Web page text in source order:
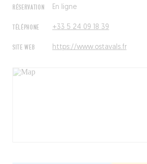
RÉSERVATION En ligne
TÉLÉPHONE +33 5 24 09 18 39
SITE WEB https://www.ostavals.fr